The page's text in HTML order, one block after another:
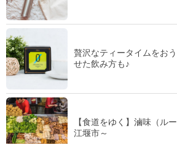
贅沢なティータイムをお
せた飲み方も♪
【食道をゆく】滷味（ル
江堰市～